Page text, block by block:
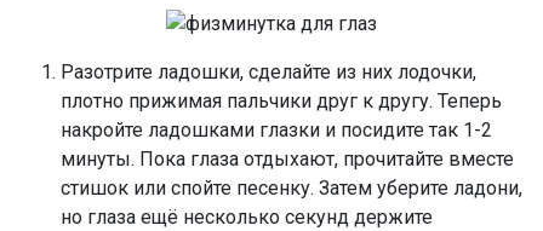
Разотрите ладошки, сделайте из них лодочки,
плотно прижимая пальчики друг к другу. Теперь
накройте ладошками глазки и посидите так 1-2
минуты. Пока глаза отдыхают, прочитайте вместе
стишок или спойте песенку. Затем уберите ладони,
но глаза ещё несколько секунд держите